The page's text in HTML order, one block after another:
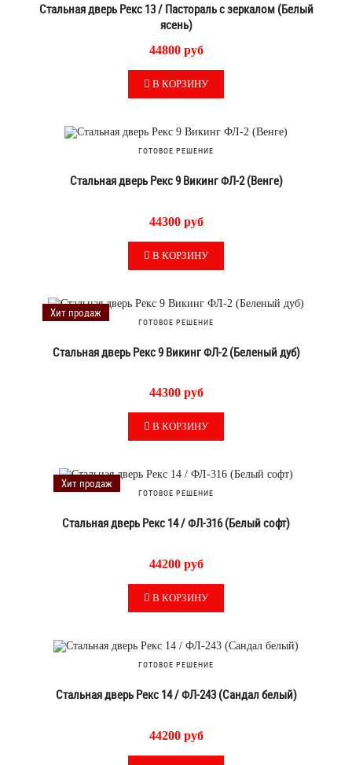
Стальная дверь Рекс 13 / Пастораль с зеркалом (Белый
ясень)
44800 руб
В КОРЗИНУ
ГОТОВОЕ РЕШЕНИЕ
Стальная дверь Рекс 9 Викинг ФЛ-2 (Венге)
44300 руб
В КОРЗИНУ
Хит продаж
ГОТОВОЕ РЕШЕНИЕ
Стальная дверь Рекс 9 Викинг ФЛ-2 (Беленый дуб)
44300 руб
В КОРЗИНУ
Хит продаж
ГОТОВОЕ РЕШЕНИЕ
Стальная дверь Рекс 14 / ФЛ-316 (Белый софт)
44200 руб
В КОРЗИНУ
ГОТОВОЕ РЕШЕНИЕ
Стальная дверь Рекс 14 / ФЛ-243 (Сандал белый)
44200 руб